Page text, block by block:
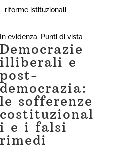
riforme istituzionali
In evidenza, Punti di vista
Democrazie
illiberali e
post-
democrazia:
le sofferenze
costituzional
i e i falsi
rimedi